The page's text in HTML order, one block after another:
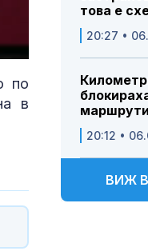
Share
по
в
това е
20:27 •
20:12 •
ВИЖ